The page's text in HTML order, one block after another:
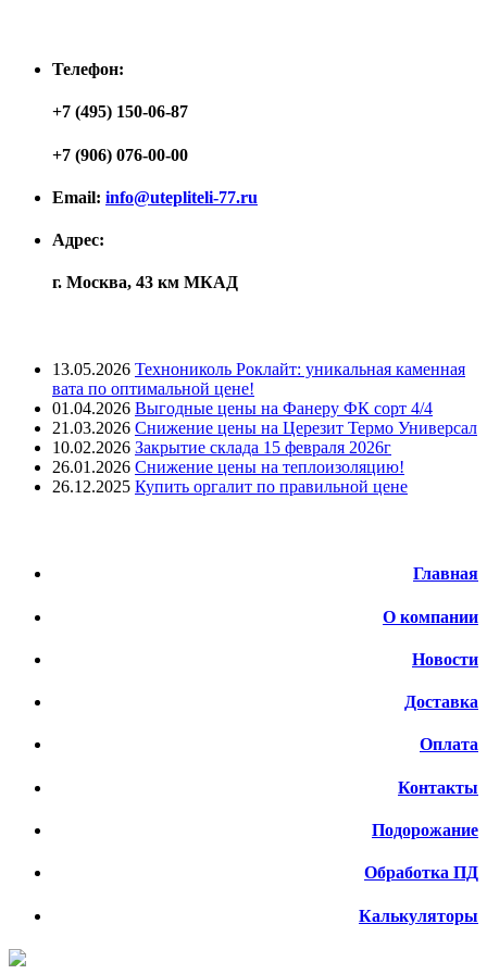
Телефон:
+7 (495) 150-06-87
+7 (906) 076-00-00
Email: info@utepliteli-77.ru
Адрес:
г. Москва, 43 км МКАД
13.05.2026 Технониколь Роклайт: уникальная каменная
вата по оптимальной цене!
01.04.2026 Выгодные цены на Фанеру ФК сорт 4/4
21.03.2026 Снижение цены на Церезит Термо Универсал
10.02.2026 Закрытие склада 15 февраля 2026г
26.01.2026 Снижение цены на теплоизоляцию!
26.12.2025 Купить оргалит по правильной цене
Главная
О компании
Новости
Доставка
Оплата
Контакты
Подорожание
Обработка ПД
Калькуляторы